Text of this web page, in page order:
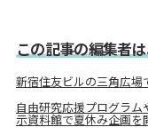
この記事の編集者
新宿住友ビルの三角広
自由研究応援プログラ
示資料館で夏休み企画を